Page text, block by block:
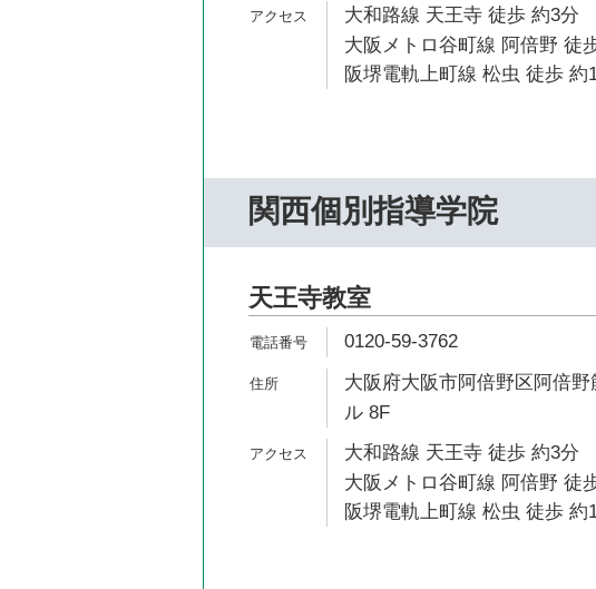
大和路線 天王寺 徒歩 約3分
大阪メトロ谷町線 阿倍野 徒
阪堺電軌上町線 松虫 徒歩 約
関西個別指導学院
天王寺教室
0120-59-3762
大阪府大阪市阿倍野区阿倍
ル 8F
大和路線 天王寺 徒歩 約3分
大阪メトロ谷町線 阿倍野 徒
阪堺電軌上町線 松虫 徒歩 約